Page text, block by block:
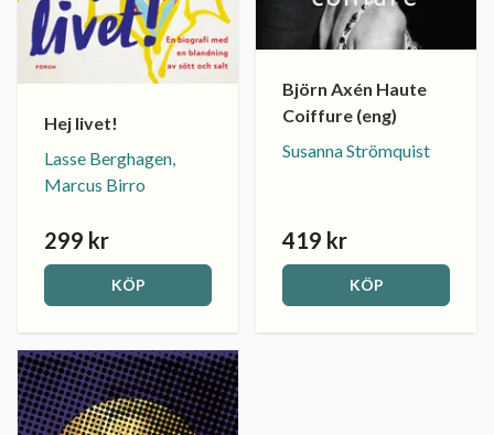
Hej livet!
Lasse Berghagen,
Marcus Birro
299 kr
KÖP
Björn Axén Haute
Coiffure (eng)
Susanna Strömquist
419 kr
KÖP